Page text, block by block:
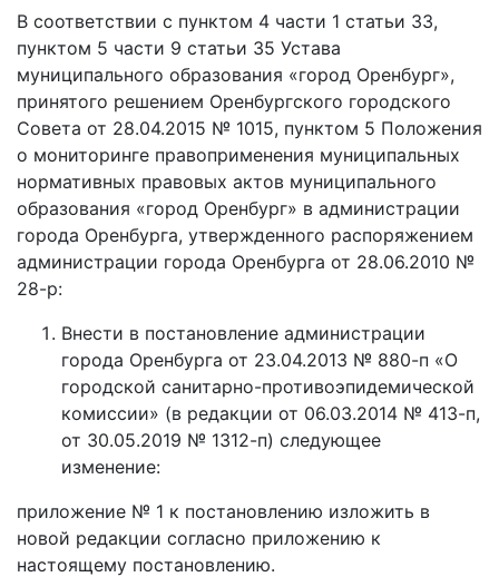
В соответствии с пунктом 4 части 1 статьи 33,
пунктом 5 части 9 статьи 35 Устава
муниципального образования «город Оренбург»,
принятого решением Оренбургского городского
Совета от 28.04.2015 № 1015, пунктом 5 Положения
о мониторинге правоприменения муниципальных
нормативных правовых актов муниципального
образования «город Оренбург» в администрации
города Оренбурга, утвержденного распоряжением
администрации города Оренбурга от 28.06.2010 №
28-р:
Внести в постановление администрации
города Оренбурга от 23.04.2013 № 880-п «О
городской санитарно-противоэпидемической
комиссии» (в редакции от 06.03.2014 № 413-п,
от 30.05.2019 № 1312-п) следующее
изменение:
приложение № 1 к постановлению изложить в
новой редакции согласно приложению к
настоящему постановлению.